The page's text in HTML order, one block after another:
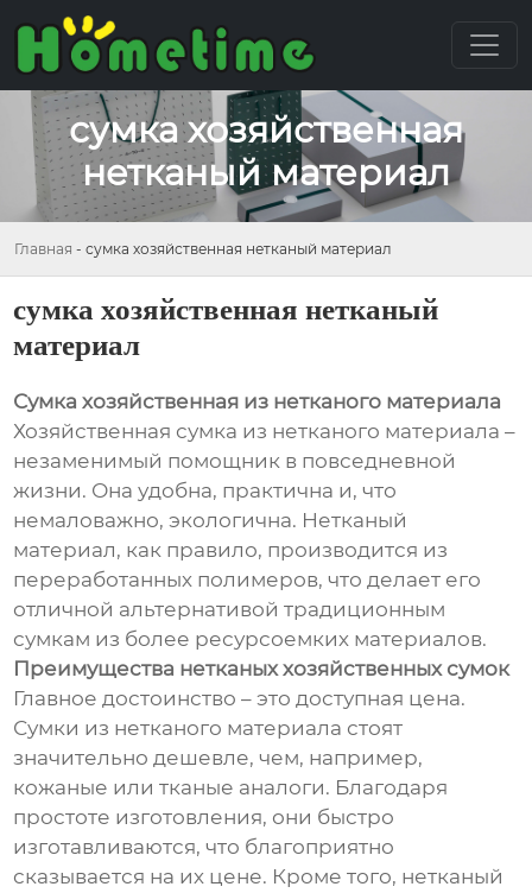
сумка хозяйственная
нетканый материал
Главная - сумка хозяйственная нетканый материал
сумка хозяйственная нетканый
материал
Сумка хозяйственная из нетканого материала
Хозяйственная сумка из нетканого материала –
незаменимый помощник в повседневной
жизни. Она удобна, практична и, что
немаловажно, экологична. Нетканый
материал, как правило, производится из
переработанных полимеров, что делает его
отличной альтернативой традиционным
сумкам из более ресурсоемких материалов.
Преимущества нетканых хозяйственных сумок
Главное достоинство – это доступная цена.
Сумки из нетканого материала стоят
значительно дешевле, чем, например,
кожаные или тканые аналоги. Благодаря
простоте изготовления, они быстро
изготавливаются, что благоприятно
сказывается на их цене. Кроме того, нетканый